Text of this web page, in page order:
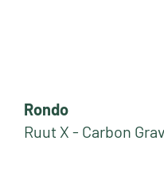
Rondo
Ruut X - Carbon